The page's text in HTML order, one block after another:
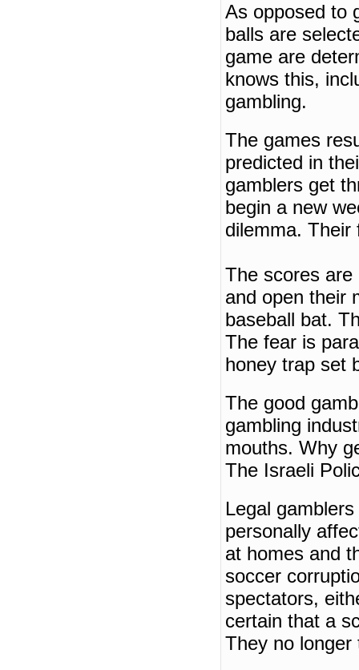
As opposed to
balls are
game are
knows this,
gambling.
The games
predicted in
gamblers get
begin a new
dilemma. Their
The scores are
and open their
baseball bat.
The fear is
honey trap set
The good
gambling
mouths. Why
The Israeli
Legal
personally
at homes and
soccer
spectators,
certain that a
They no